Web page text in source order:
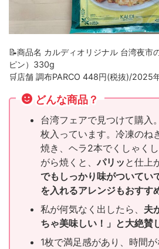
📝商品名 カルディオリジナル 台湾夜市
ピン）330g
🛒店舗 調布PARCO 448円(税抜)/2025
どんな商品？
台湾フェアで見つけて購入
枚入っています。冷凍のね
焼き、ヘラ2本でくしゃく
がら焼くと、パリッ と仕上
でもしっかり味がついてい
を入れるアレンジもおすす
私が何気なく出したら、 夫
ちゃ美味しい！」と大絶賛
1枚で満足感があり、時間